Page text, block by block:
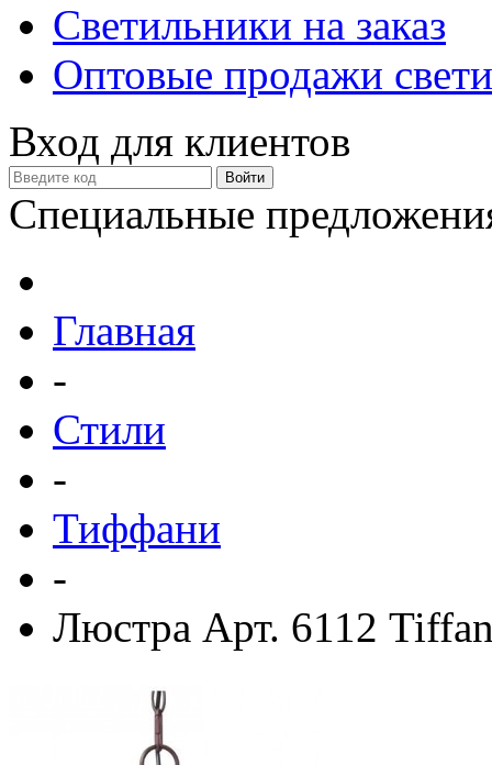
Светильники на заказ
Оптовые продажи
Вход для клиентов
Специальные
Главная
-
Стили
-
Тиффани
-
Люстра Арт. 6112